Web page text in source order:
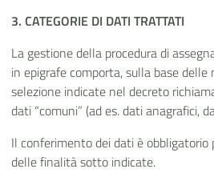
3. CATEGORIE DI DATI TRATTATI
La gestione della procedura di
in epigrafe comporta, sulla base
selezione indicate nel decreto
dati “comuni” (ad es. dati anagrafici,
Il conferimento dei dati è
delle finalità sotto indicate.